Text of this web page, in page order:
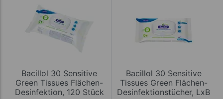
Bacillol 30 Sensitive
Green Tissues Flächen-
Desinfektion, 120 Stück
Bacillol 30 Sensitive
Tissues Green Flächen-
Desinfektionstücher, LxB